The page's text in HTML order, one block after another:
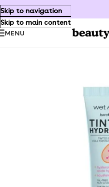
Skip to navigation
Skip to main content
MENU